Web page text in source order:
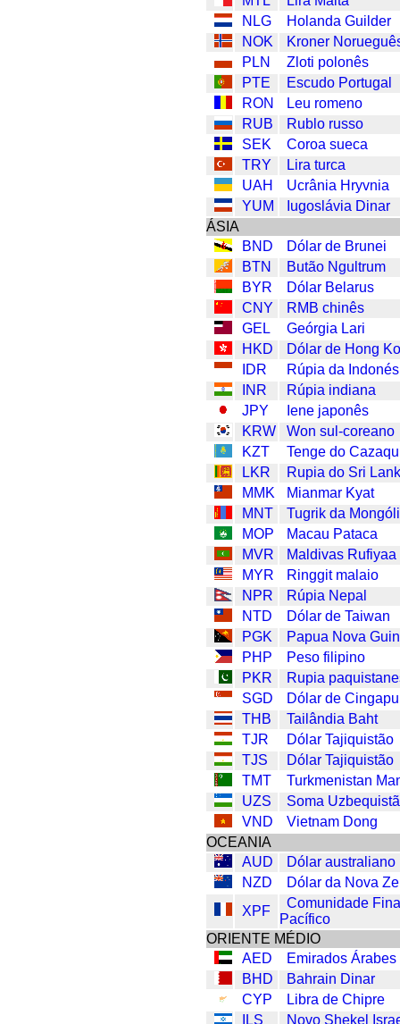
NLG
Holanda Guilder
NOK
Kroner
PLN
Zloti polonês
PTE
Escudo Portugal
RON
Leu romeno
RUB
Rublo russo
SEK
Coroa sueca
TRY
Lira turca
UAH
Ucrânia Hryvnia
YUM
Iugoslávia Dinar
ÁSIA
BND
Dólar de Brunei
BTN
Butão Ngultrum
BYR
Dólar Belarus
CNY
RMB chinês
GEL
Geórgia Lari
HKD
Dólar de Hong
IDR
Rúpia da
INR
Rúpia indiana
JPY
Iene japonês
KRW
Won sul-coreano
KZT
Tenge do
LKR
Rupia do Sri
MMK
Mianmar Kyat
MNT
Tugrik da
MOP
Macau Pataca
MVR
Maldivas Rufiyaa
MYR
Ringgit malaio
NPR
Rúpia Nepal
NTD
Dólar de Taiwan
PGK
Papua Nova
PHP
Peso filipino
PKR
Rupia
SGD
Dólar de
THB
Tailândia Baht
TJR
Dólar Tajiquistão
TJS
Dólar Tajiquistão
TMT
Turkmenistan
UZS
Soma
VND
Vietnam Dong
OCEANIA
AUD
Dólar australiano
NZD
Dólar da Nova
XPF
Comunidade
Pacífico
ORIENTE MÉDIO
AED
Emirados
BHD
Bahrain Dinar
CYP
Libra de Chipre
ILS
Novo Shekel